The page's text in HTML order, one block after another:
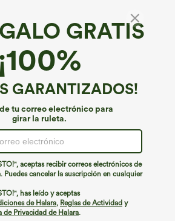
GRATIS
¡100%
GARANTIZADOS!
tu correo electrónico para
girar la ruleta.
aceptas recibir correos electrónicos de
Puedes cancelar la suscripción en cualquier
has leído y aceptas
de Halara, Reglas de Actividad y
de Privacidad de Halara.
¡Ups!
la página que estás buscando.
Seguir comprando